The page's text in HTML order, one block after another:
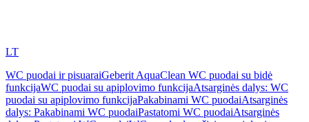
LT
WC puodai ir pisuaraiGeberit AquaClean WC puodai su bidė
funkcijaWC puodai su apiplovimo funkcijaAtsarginės dalys: WC
puodai su apiplovimo funkcijaPakabinami WC puodaiAtsarginės
dalys: Pakabinami WC puodaiPastatomi WC puodaiAtsarginės